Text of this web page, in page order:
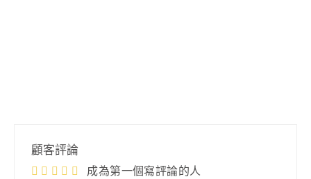
顧客評論
成為第一個寫評論的人